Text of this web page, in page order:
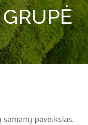
paveikslas.